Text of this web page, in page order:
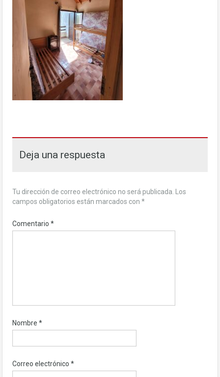
Deja una respuesta
Tu dirección de correo electrónico no será publicada.
Los
campos obligatorios están marcados con *
Comentario *
Nombre *
Correo electrónico *